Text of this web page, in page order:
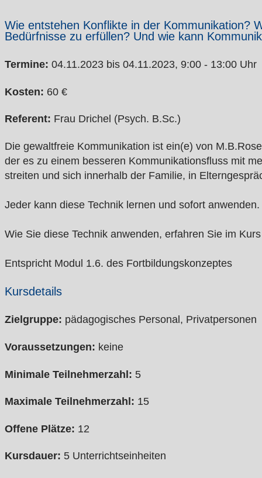
Wie entstehen Konflikte in der Kommunikation?
Bedürfnisse zu erfüllen? Und wie kann
Termine: 04.11.2023 bis 04.11.2023, 9:00 - 13:00 Uhr
Kosten: 60 €
Referent: Frau Drichel (Psych. B.Sc.)
Die gewaltfreie Kommunikation ist ein(e) von
der es zu einem besseren Kommunikationsfluss mit
streiten und sich innerhalb der Familie, in
Jeder kann diese Technik lernen und sofort anwenden.
Wie Sie diese Technik anwenden, erfahren Sie im
Entspricht Modul 1.6. des Fortbildungskonzeptes
Kursdetails
Zielgruppe: pädagogisches Personal, Privatpersonen
Voraussetzungen: keine
Minimale Teilnehmerzahl: 5
Maximale Teilnehmerzahl: 15
Offene Plätze: 12
Kursdauer: 5 Unterrichtseinheiten